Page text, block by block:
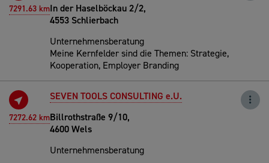
7291.63 kmIn der Haselböckau 2/2,
4553 Schlierbach
Unternehmensberatung
Meine Kernfelder sind die Themen: Strategie,
Kooperation, Employer Branding
7272.62 km
SEVEN TOOLS CONSULTING e.U.
Billrothstraße 9/10,
4600 Wels
Unternehmensberatung